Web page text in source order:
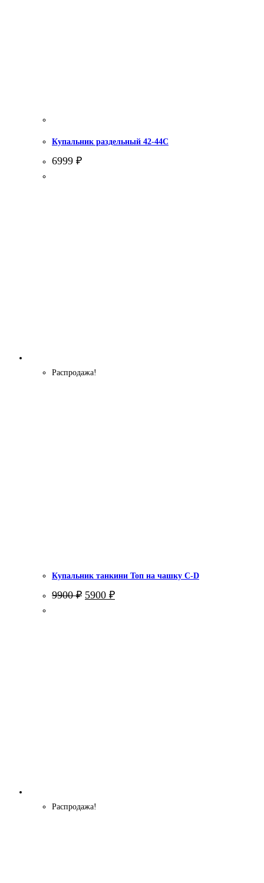
Купальник раздельный 42-44С
6999 ₽
Распродажа!
Купальник танкини Топ на чашку С-D
9900₽ Первоначальная
5900 ₽Текущая
Распродажа!